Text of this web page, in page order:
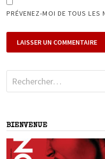
PRÉVENEZ-MOI DE TOUS LES
Rechercher :
BIENVENUE